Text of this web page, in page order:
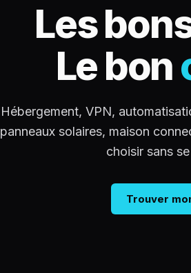
Les
Le bon
Hébergement, VPN,
panneaux solaires, maison
choisir sans
Trouver